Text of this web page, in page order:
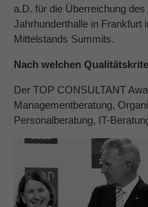
a.D. für die Überreichung
Jahrhunderthalle in Frankfurt
Mittelstands Summits.
Nach welchen
Der TOP CONSULTANT
Managementberatung,
Personalberatung, IT-